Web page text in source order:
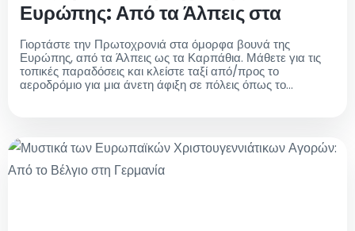
Ευρώπης: Από τα Άλπεις στα
Καρπάθια
Γιορτάστε την Πρωτοχρονιά στα όμορφα βουνά της
Ευρώπης, από τα Άλπεις ως τα Καρπάθια. Μάθετε για τις
τοπικές παραδόσεις και κλείστε ταξί από/προς το
αεροδρόμιο για μια άνετη άφιξη σε πόλεις όπως το